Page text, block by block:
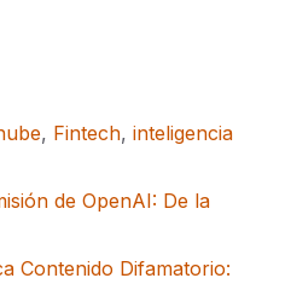
, Fintech, inteligencia
de OpenAI: De la
Contenido Difamatorio: